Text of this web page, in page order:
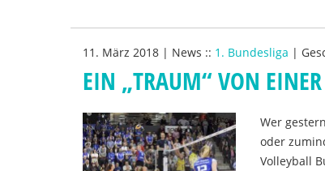
11. März 2018 | News :: 1. Bundesliga |
EIN „TRAUM“ VON
Wer
oder
Volleyball